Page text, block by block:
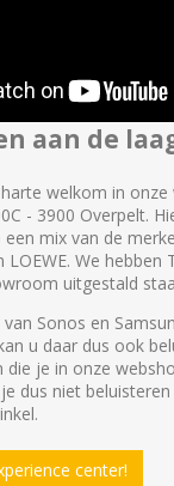
aan de
welkom in onze
- 3900 Overpelt.
mix van de
LOEWE. We
uitgestald
Sonos en
u daar dus ook
die je in onze
dus niet
center!